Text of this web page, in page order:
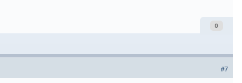
0
#7